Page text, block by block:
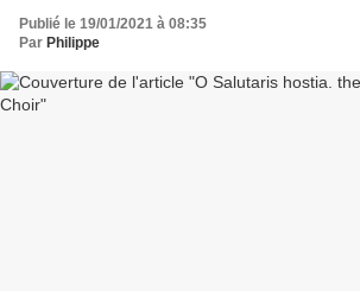
Publié le 19/01/2021 à 08:35
Par Philippe